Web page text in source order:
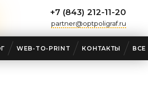
+7 (843) 212-11-20
partner@optpoligraf.ru
WEB-TO-PRINT КОНТАКТЫ ВСЕ